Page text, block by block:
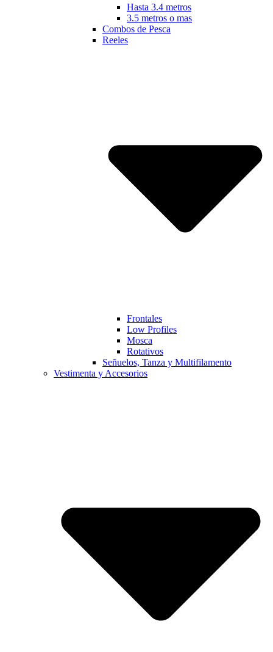
Hasta 3.4 metros
3.5 metros o mas
Combos de Pesca
Reeles
Frontales
Low Profiles
Mosca
Rotativos
Señuelos, Tanza y Multifilamento
Vestimenta y Accesorios